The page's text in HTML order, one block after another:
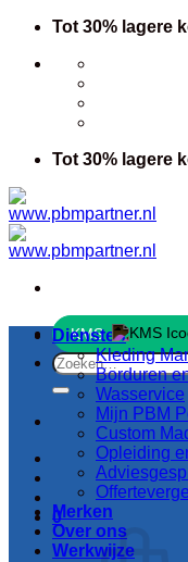
inhoud
Tot 30% lagere
Tot 30% lagere
KMS
Zoeken
naar:
0
Diensten
Kleding
Borduren
Wasservice
Mijn PBM
Custom
Opleiding
Merken
Over ons
Werkwijze